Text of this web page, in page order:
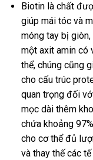
Biotin là chất
giúp mái tóc và
móng tay bị
một axit amin có
thể, chúng cũng
cho cấu trúc
quan trọng đối
mọc dài thêm
chứa khoảng
cho cơ thể đủ
và thay thế các tế